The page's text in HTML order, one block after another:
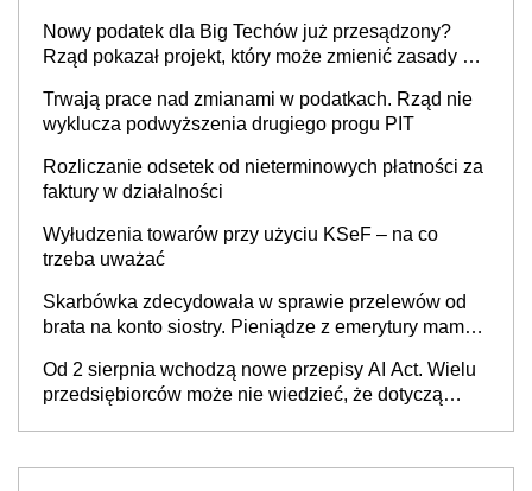
Nowy podatek dla Big Techów już przesądzony?
Rząd pokazał projekt, który może zmienić zasady gry
Trwają prace nad zmianami w podatkach. Rząd nie
wyklucza podwyższenia drugiego progu PIT
Rozliczanie odsetek od nieterminowych płatności za
faktury w działalności
Wyłudzenia towarów przy użyciu KSeF – na co
trzeba uważać
Skarbówka zdecydowała w sprawie przelewów od
brata na konto siostry. Pieniądze z emerytury mamy
będzie
Od 2 sierpnia wchodzą nowe przepisy AI Act. Wielu
przedsiębiorców może nie wiedzieć, że dotyczą